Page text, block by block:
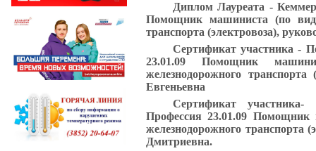
Диплом Лауреата -
Помощник машиниста (по
транспорта (электровоза),
Сертификат участника -
23.01.09 Помощник
железнодорожного
Евгеньевна
Сертификат
Профессия 23.01.09 Помощник
железнодорожного транспорта
Дмитриевна.